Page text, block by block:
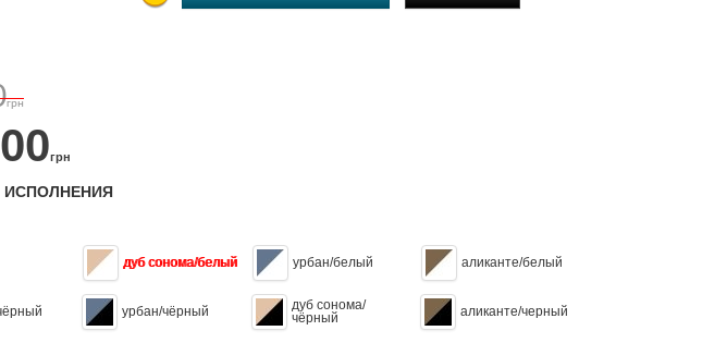
грн
грн
ИСПОЛНЕНИЯ
дуб сонома/белый урбан/белый аликанте/белый
урбан/чёрный
дуб сонома/
чёрный
аликанте/черный